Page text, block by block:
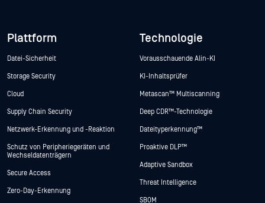
Plattform
Datei-Sicherheit
Storage Security
Cloud
Supply Chain Security
Netzwerk-Erkennung und -Reaktion
Schutz von Peripheriegeräten und
Wechseldatenträgern
Secure Access
Zero-Day-Erkennung
Technologie
Vorausschauende Alin-KI
KI-Inhaltsprüfer
Metascan™ Multiscanning
Deep CDR™-Technologie
Dateityperkennung™
Proaktive DLP™
Adaptive Sandbox
Threat Intelligence
SBOM